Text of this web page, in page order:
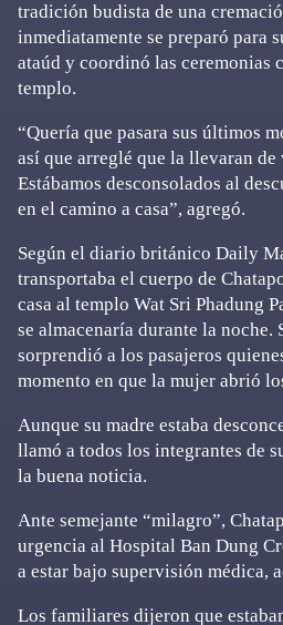
tradición budista de una
inmediatamente se preparó para
ataúd y coordinó las ceremonias
templo.
“Quería que pasara sus últimos
así que arreglé que la llevaran de
Estábamos desconsolados al
en el camino a casa”, agregó.
Según el diario británico Daily
transportaba el cuerpo de
casa al templo Wat Sri Phadung
se almacenaría durante la noche.
sorprendió a los pasajeros
momento en que la mujer abrió
Aunque su madre estaba
llamó a todos los integrantes de
la buena noticia.
Ante semejante “milagro”,
urgencia al Hospital Ban Dung
a estar bajo supervisión médica,
Los familiares dijeron que